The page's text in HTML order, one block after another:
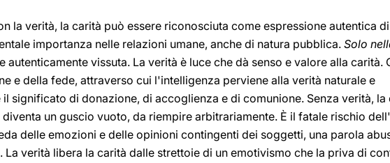
la verità, la carità può essere riconosciuta come espressione autentica di
importanza nelle relazioni umane, anche di natura pubblica. Solo
autenticamente vissuta. La verità è luce che dà senso e valore alla carità.
e della fede, attraverso cui l'intelligenza perviene alla verità naturale e
significato di donazione, di accoglienza e di comunione. Senza verità, la
un guscio vuoto, da riempire arbitrariamente. È il fatale rischio
delle emozioni e delle opinioni contingenti dei soggetti, una parola
verità libera la carità dalle strettoie di un emotivismo che la priva di